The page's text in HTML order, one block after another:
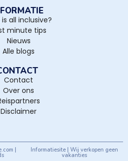
all inclusive?
minute tips
Nieuws
Alle blogs
Contact
Over ons
Disclaimer
| Informatiesite | Wij verkopen geen
vakanties